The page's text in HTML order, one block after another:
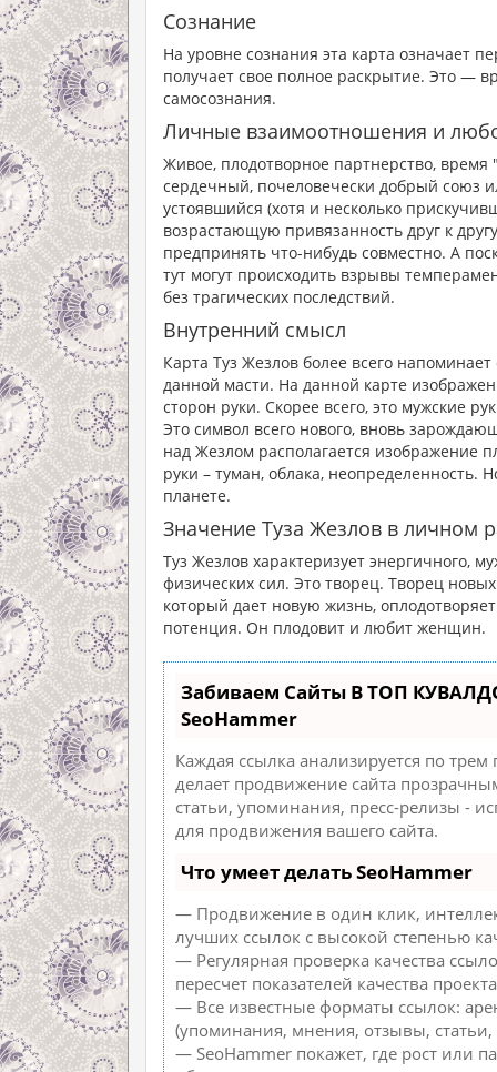
Сознание
На уровне сознания эта карта означает
получает свое полное раскрытие. Это —
самосознания.
Личные взаимоотношения и
Живое, плодотворное партнерство, время
сердечный, почеловечески добрый союз
устоявшийся (хотя и несколько
возрастающую привязанность друг к
предпринять что-нибудь совместно. А
тут могут происходить взрывы
без трагических последствий.
Внутренний смысл
Карта Туз Жезлов более всего
данной масти. На данной карте
сторон руки. Скорее всего, это мужские
Это символ всего нового, вновь
над Жезлом располагается изображение
руки – туман, облака, неопределенность.
планете.
Значение Туза Жезлов в личном
Туз Жезлов характеризует энергичного,
физических сил. Это творец. Творец
который дает новую жизнь,
потенция. Он плодовит и любит женщин.
Забиваем Сайты В ТОП
SeoHammer
Каждая ссылка анализируется по
делает продвижение сайта
статьи, упоминания, пресс-релизы -
для продвижения вашего сайта.
Что умеет делать SeoHammer
— Продвижение в один клик,
лучших ссылок с высокой степенью
— Регулярная проверка качества
пересчет показателей качества
— Все известные форматы ссылок:
(упоминания, мнения, отзывы, статьи,
— SeoHammer покажет, где рост или